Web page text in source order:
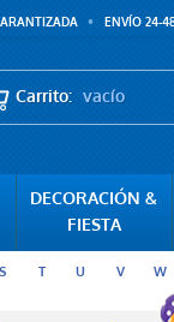
ENVÍO 24-
Carrito: vacío
DECORACIÓN &
FIESTA
S T U V W